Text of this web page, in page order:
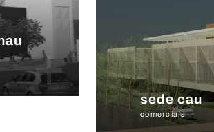
+
sede cau
comerciais